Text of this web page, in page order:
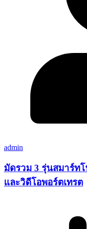
admin
มัดรวม 3 รุ่นสมาร์ท
และวิดีโอพอร์ตเทรต